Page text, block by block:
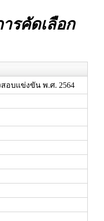
รคัดเลือก
อบแข่งขัน พ.ศ. 2564